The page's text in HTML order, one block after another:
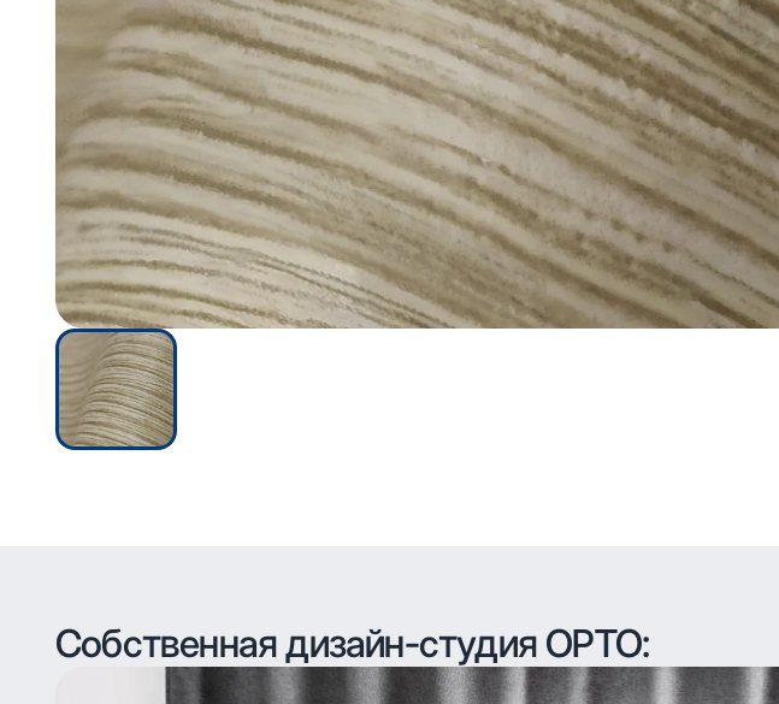
Собственная дизайн-студия ОРТО: